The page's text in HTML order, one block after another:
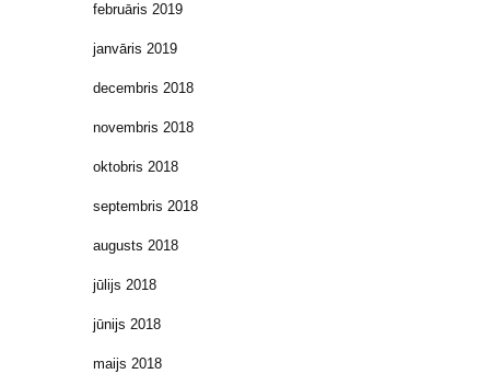
februāris 2019
janvāris 2019
decembris 2018
novembris 2018
oktobris 2018
septembris 2018
augusts 2018
jūlijs 2018
jūnijs 2018
maijs 2018